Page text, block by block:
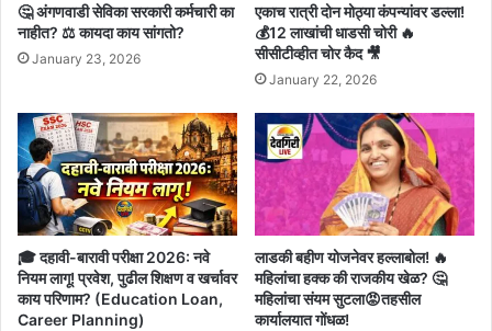
🤔 अंगणवाडी सेविका सरकारी कर्मचारी का
नाहीत? ⚖️ कायदा काय सांगतो?
January 23, 2026
एकाच रात्री दोन मोठ्या कंपन्यांवर डल्ला!
💰12 लाखांची धाडसी चोरी 🔥
सीसीटीव्हीत चोर कैद 🎥
January 22, 2026
🎓 दहावी-बारावी परीक्षा 2026: नवे
नियम लागू! प्रवेश, पुढील शिक्षण व खर्चावर
काय परिणाम? (Education Loan,
Career Planning)
लाडकी बहीण योजनेवर हल्लाबोल! 🔥
महिलांचा हक्क की राजकीय खेळ? 🤔
महिलांचा संयम सुटला😡तहसील
कार्यालयात गोंधळ!